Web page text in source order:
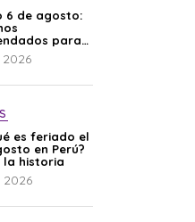
6 de agosto:
para
el descanso
es feriado el
en Perú?
la historia
2026